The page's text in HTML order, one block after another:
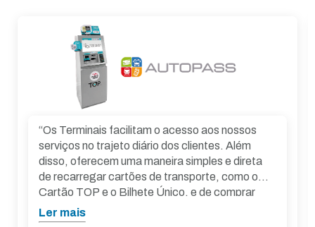
A Imply® desde o início desta parceria
demonstrou comprometimento, capacidade
técnica e flexibilidade. Outro fator importante
que contribuiu para o sucesso desta empreitada
foi o alto índice de disponibilidade do
equipamento, o que garante a oferta destes
serviços para o usuários. Destaca-se ainda sua
Ler mais